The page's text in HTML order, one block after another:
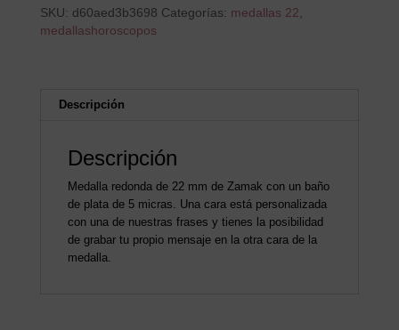
SKU: d60aed3b3698 Categorías: medallas 22,
medallashoroscopos
Descripción
Descripción
Medalla redonda de 22 mm de Zamak con un baño
de plata de 5 micras. Una cara está personalizada
con una de nuestras frases y tienes la posibilidad
de grabar tu propio mensaje en la otra cara de la
medalla.